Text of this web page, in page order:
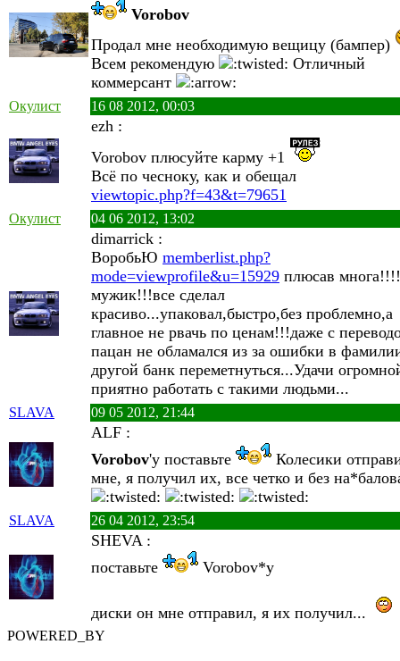
Vorobov
Продал мне необходимую вещицу (бампер)
Всем рекомендую
Отличный
коммерсант
Окулист 16 08 2012, 00:03
ezh :
Vorobov плюсуйте карму +1
Всё по чесноку, как и обещал
viewtopic.php?f=43&t=79651
Окулист 04 06 2012, 13:02
dimarrick :
ВоробьЮ memberlist.php?
mode=viewprofile&u=15929 плюсав многа!!!!
мужик!!!все сделал
красиво...упаковал,быстро,без проблемно,а
главное не рвачь по ценам!!!даже с
пацан не обламался из за ошибки в
другой банк переметнуться...Удачи
приятно работать с такими людьми...
SLAVA 09 05 2012, 21:44
ALF :
Vorobov'у поставьте
Колесики
мне, я получил их, все четко и без
SLAVA 26 04 2012, 23:54
SHEVA :
поставьте
Vorobov*y
диски он мне отправил, я их получил...
POWERED_BY